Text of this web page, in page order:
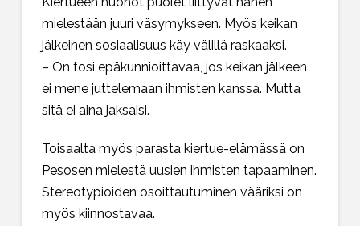
mielestään juuri väsymykseen. Myös keikan
jälkeinen sosiaalisuus käy välillä raskaaksi.
– On tosi epäkunnioittavaa, jos keikan jälkeen
ei mene juttelemaan ihmisten kanssa. Mutta
sitä ei aina jaksaisi.
Toisaalta myös parasta kiertue-elämässä on
Pesosen mielestä uusien ihmisten tapaaminen.
Stereotypioiden osoittautuminen vääriksi on
myös kiinnostavaa.